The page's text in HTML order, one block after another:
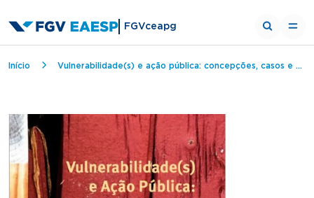
FGVceapg
Breadcrumb
Início Vulnerabilidade(s) e ação pública: concepções, casos e desafios